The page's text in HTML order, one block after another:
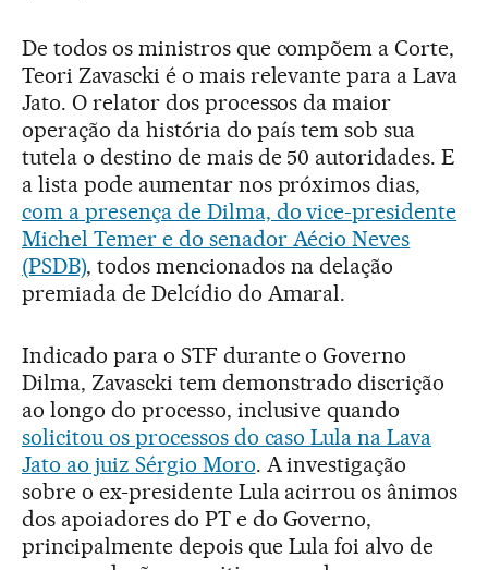
De todos os ministros que compõem a Corte,
Teori Zavascki é o mais relevante para a Lava
Jato. O relator dos processos da maior
operação da história do país tem sob sua
tutela o destino de mais de 50 autoridades. E
a lista pode aumentar nos próximos dias,
com a presença de Dilma, do vice-presidente
Michel Temer e do senador Aécio Neves
(PSDB), todos mencionados na delação
premiada de Delcídio do Amaral.
Indicado para o STF durante o Governo
Dilma, Zavascki tem demonstrado discrição
ao longo do processo, inclusive quando
solicitou os processos do caso Lula na Lava
Jato ao juiz Sérgio Moro. A investigação
sobre o ex-presidente Lula acirrou os ânimos
dos apoiadores do PT e do Governo,
principalmente depois que Lula foi alvo de